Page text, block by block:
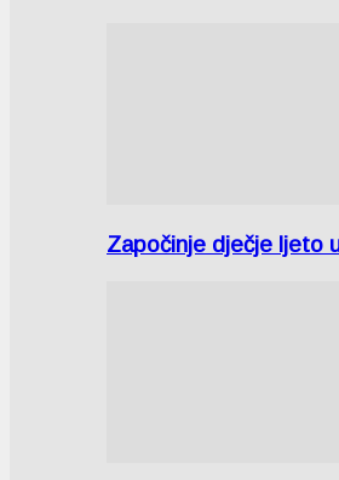
Započinje dječje ljeto